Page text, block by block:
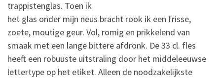
trappistenglas. Toen ik
het glas onder mijn neus bracht rook ik een frisse,
zoete, moutige geur. Vol, romig en prikkelend van
smaak met een lange bittere afdronk. De 33 cl. fles
heeft een robuuste uitstraling door het middeleeuwse
lettertype op het etiket. Alleen de noodzakelijkste